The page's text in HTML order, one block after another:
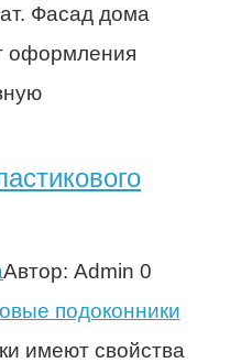
Фасад дома
оформления
Автор: Admin 0
имеют свойства